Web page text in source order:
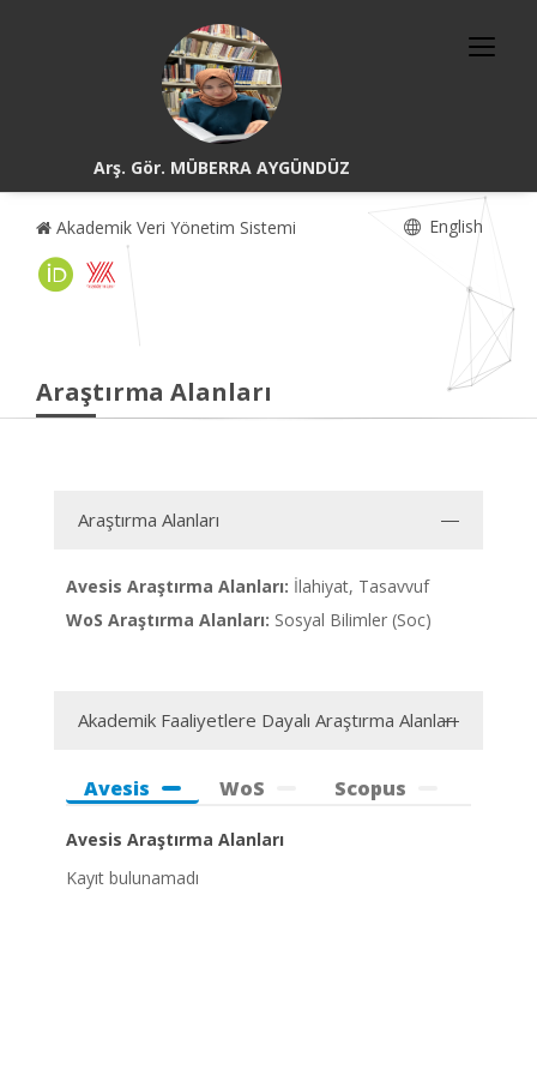
Arş. Gör. MÜBERRA AYGÜNDÜZ
Akademik Veri Yönetim Sistemi English
Araştırma Alanları
Araştırma Alanları
Avesis Araştırma Alanları: İlahiyat, Tasavvuf
WoS Araştırma Alanları: Sosyal Bilimler (Soc)
Akademik Faaliyetlere Dayalı Araştırma Alanları
Avesis WoS Scopus
Avesis Araştırma Alanları
Kayıt bulunamadı